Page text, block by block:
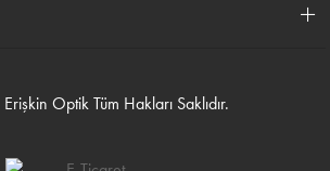
Optik Tüm Hakları Saklıdır.